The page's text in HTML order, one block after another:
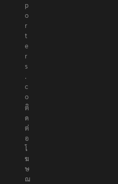
p
o
r
t
e
r
s
.
c
o
ติ
ด
ต่
อ
โ
ฆ
ษ
ณ